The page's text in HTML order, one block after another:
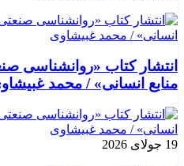
انتشار کتاب «روانشناسی
منابع انسانی» / محمد
19 جولای 2026